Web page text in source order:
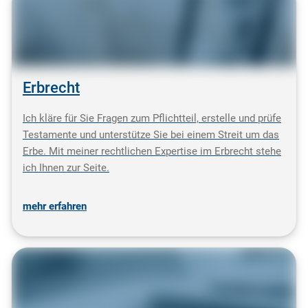
Erbrecht
Ich kläre für Sie Fragen zum Pflichtteil, erstelle und prüfe
Testamente und unterstütze Sie bei einem Streit um das
Erbe. Mit meiner rechtlichen Expertise im Erbrecht stehe
ich Ihnen zur Seite.
mehr erfahren